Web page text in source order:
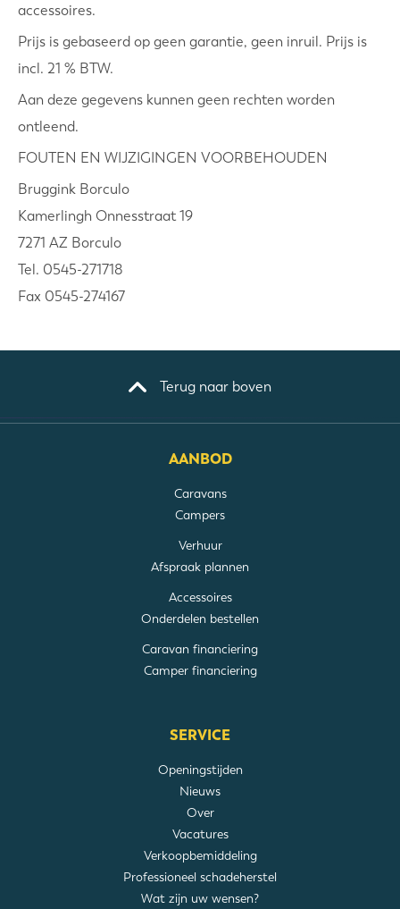
accessoires.
Prijs is gebaseerd op geen garantie, geen inruil. Prijs is
incl. 21 % BTW.
Aan deze gegevens kunnen geen rechten worden
ontleend.
FOUTEN EN WIJZIGINGEN VOORBEHOUDEN
Bruggink Borculo
Kamerlingh Onnesstraat 19
7271 AZ Borculo
Tel. 0545-271718
Fax 0545-274167
Terug naar boven
AANBOD
Caravans
Campers
Verhuur
Afspraak plannen
Accessoires
Onderdelen bestellen
Caravan financiering
Camper financiering
SERVICE
Openingstijden
Nieuws
Over
Vacatures
Verkoopbemiddeling
Professioneel schadeherstel
Wat zijn uw wensen?